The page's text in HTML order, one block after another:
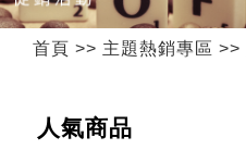
VIP申請
首頁 >> 主題熱銷專區 >>
人氣商品